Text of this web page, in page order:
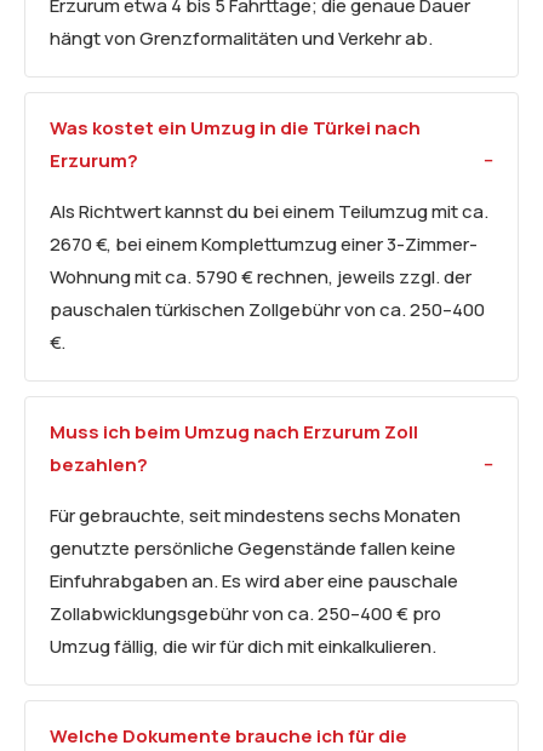
Erzurum etwa 4 bis 5 Fahrttage; die genaue Dauer
hängt von Grenzformalitäten und Verkehr ab.
Was kostet ein Umzug in die Türkei nach
Erzurum?
Als Richtwert kannst du bei einem Teilumzug mit ca.
2670 €, bei einem Komplettumzug einer 3-Zimmer-
Wohnung mit ca. 5790 € rechnen, jeweils zzgl. der
pauschalen türkischen Zollgebühr von ca. 250–400
€.
Muss ich beim Umzug nach Erzurum Zoll
bezahlen?
Für gebrauchte, seit mindestens sechs Monaten
genutzte persönliche Gegenstände fallen keine
Einfuhrabgaben an. Es wird aber eine pauschale
Zollabwicklungsgebühr von ca. 250–400 € pro
Umzug fällig, die wir für dich mit einkalkulieren.
Welche Dokumente brauche ich für die